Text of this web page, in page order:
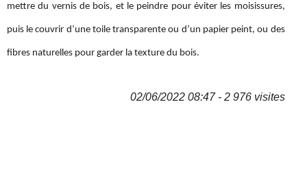
mettre du vernis de bois, et le peindre pour éviter les moisissures,
puis le couvrir d’une toile transparente ou d’un papier peint, ou des
fibres naturelles pour garder la texture du bois.
02/06/2022 08:47 - 2 976 visites